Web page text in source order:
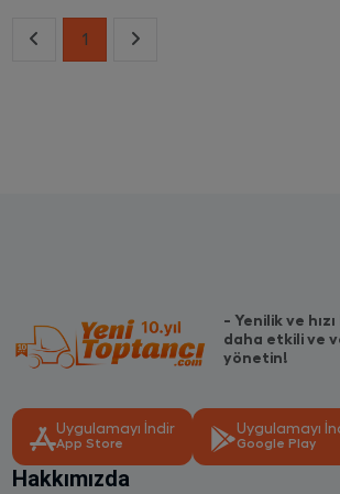
1
- Yenilik ve
daha etkili ve
yönetin!
Uygulamayı İndir
App Store
Uygulamayı
Google Play
Hakkımızda